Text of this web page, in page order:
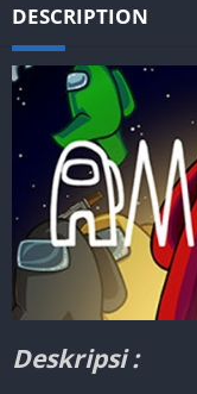
DESCRIPTION
Deskripsi :